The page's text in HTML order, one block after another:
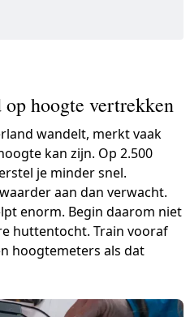
hoogte vertrekken
wandelt, merkt vaak
kan zijn. Op 2.500
je minder snel.
aan dan verwacht.
enorm. Begin daarom niet
huttentocht. Train vooraf
hoogtemeters als dat